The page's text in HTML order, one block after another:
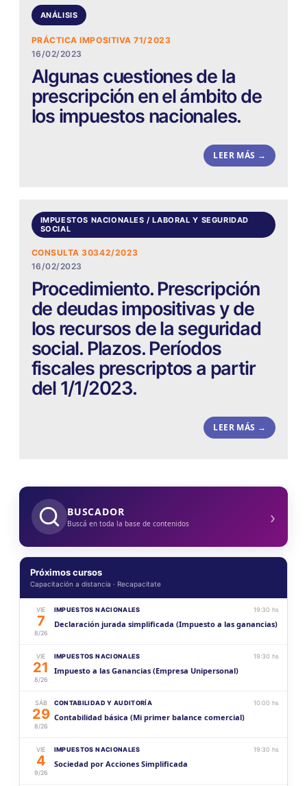
ANÁLISIS
PRÁCTICA IMPOSITIVA 71/2023
16/02/2023
Algunas cuestiones de la
prescripción en el ámbito de
los impuestos nacionales.
LEER MÁS →
IMPUESTOS NACIONALES / LABORAL Y SEGURIDAD
SOCIAL
CONSULTA 30342/2023
16/02/2023
Procedimiento. Prescripción
de deudas impositivas y de
los recursos de la seguridad
social. Plazos. Períodos
fiscales prescriptos a partir
del 1/1/2023.
LEER MÁS →
BUSCADOR
Buscá en toda la base de contenidos ›
Próximos cursos
Capacitación a distancia · Recapacitate
VIE
7
8/26
IMPUESTOS NACIONALES 19:30 hs
Declaración jurada simplificada (Impuesto a las ganancias)
VIE
21
8/26
IMPUESTOS NACIONALES 19:30 hs
Impuesto a las Ganancias (Empresa Unipersonal)
SÁB
29
8/26
CONTABILIDAD Y AUDITORÍA 10:00 hs
Contabilidad básica (Mi primer balance comercial)
VIE
4
9/26
IMPUESTOS NACIONALES 19:30 hs
Sociedad por Acciones Simplificada